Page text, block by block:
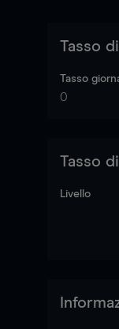
Tasso
Tasso
0
Tasso
Livello